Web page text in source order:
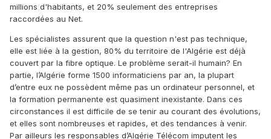
millions d'habitants, et 20% seulement des entreprises
raccordées au Net.
Les spécialistes assurent que la question n'est pas technique,
elle est liée à la gestion, 80% du territoire de l'Algérie est déjà
couvert par la fibre optique. Le problème serait-il humain? En
partie, l’Algérie forme 1500 informaticiens par an, la plupart
d’entre eux ne possèdent même pas un ordinateur personnel, et
la formation permanente est quasiment inexistante. Dans ces
circonstances il est difficile de se tenir au courant des évolutions,
et elles sont nombreuses et rapides, et des tendances à venir.
Par ailleurs les responsables d’Algérie Télécom imputent les